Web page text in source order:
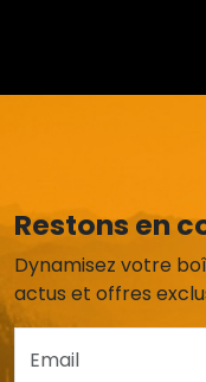
Restons en
Dynamisez votre
actus et offres